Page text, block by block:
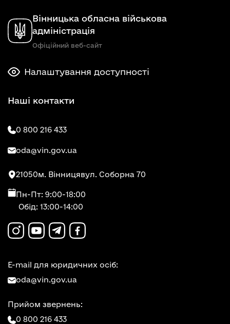
Вінницька обласна військова
адміністрація
Офіційний веб-сайт
Налаштування доступності
Наші контакти
0 800 216 433
oda@vin.gov.ua
21050м. Вінницявул. Соборна 70
Пн-Пт: 9:00-18:00
Обід: 13:00-14:00
E-mail для юридичних осіб:
oda@vin.gov.ua
Прийом звернень:
0 800 216 433